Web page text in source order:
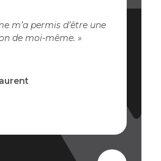
m’a permis d’être une
de moi-même.